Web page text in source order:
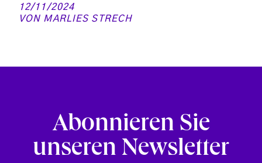
12/11/2024
VON MARLIES STRECH
Abonnieren Sie
unseren Newsletter